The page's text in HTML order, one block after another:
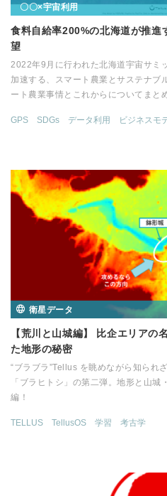
〇〇×宇宙利用
食料自給率200%の北海道が推進
望
2022年9月に行われた北海道宇宙サミ
加速する、スマート農業とサステナブ
ート農業事情とこれからについてまと
GPS SDGs データ利用 ビジネスモ
衛星データ
【荒川と山城編】 比企エリアの
た地形の秘密
“ブラブラ”Tellus を眺めながら知られ
「ブラヒトシ」の第二弾。地形と山
編！
TELLUS TellusOS 学習 考古学